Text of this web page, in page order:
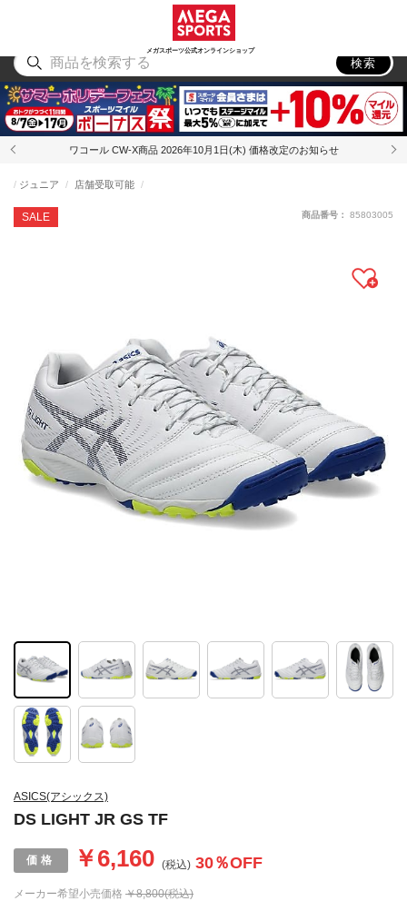
メガスポーツ公式オンラインショップ
アウトドア
検索
ワコール CW-X商品 2026年10月1日(木) 価格改定のお知らせ
ASICS(アシックス)
DS LIGHT JR GS TF
SALE
ジュニア 店舗受取可能
メーカー希望小売価格 ￥8,800(税込)
￥6,160 (税込) 30％OFF
商品番号： 85803005